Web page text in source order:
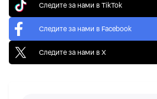
Следите за нами в TikTok
Следите за нами в Facebook
Следите за нами в X